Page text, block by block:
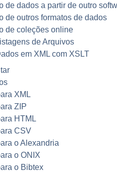
de dados a partir de outro
de outros formatos de dados
de coleções online
de Arquivos
em XML com XSLT
XML
ZIP
HTML
CSV
o Alexandria
o ONIX
o Bibtex